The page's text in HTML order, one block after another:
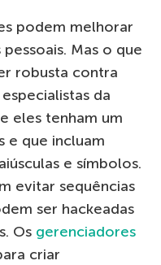
podem melhorar
Mas o que
robusta contra
da
eles tenham um
e que incluam
e símbolos.
evitar sequências
ser hackeadas
Os gerenciadores
criar